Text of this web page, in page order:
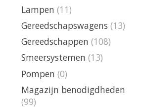
Lampen (11)
Gereedschapswagens (13)
Gereedschappen (108)
Smeersystemen (13)
Pompen (0)
Magazijn benodigdheden
(99)